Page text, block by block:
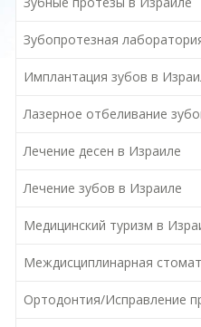
Зубопротезная
Имплантация зубов в
Лазерное отбеливание
Лечение десен в Израиле
Лечение зубов в Израиле
Медицинский туризм в
Междисциплинарная
Ортодонтия/Исправление